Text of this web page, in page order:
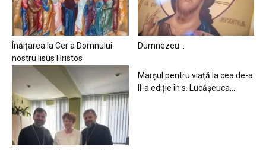
Înălțarea la Cer a Domnului
nostru Iisus Hristos
Dumnezeu…
Marșul pentru viață la cea de-a
II-a ediție în s. Lucășeuca,...